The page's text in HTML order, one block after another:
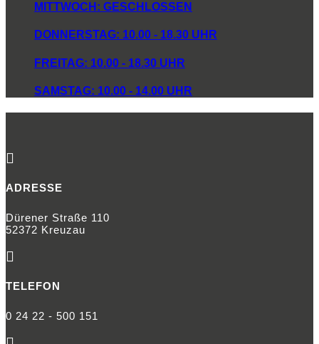
MITTWOCH: GESCHLOSSEN
DONNERSTAG: 10.00 - 18.30 UHR
FREITAG: 10.00 - 18.30 UHR
SAMSTAG: 10.00 - 14.00 UHR

ADRESSE
Dürener Straße 110
52372 Kreuzau

TELEFON
0 24 22 - 500 151